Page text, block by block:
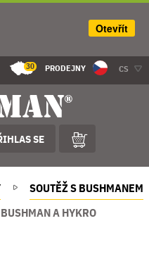
30 PRODEJNY CS
SE
SOUTĚŽ S BUSHMANEM
A HYKRO
Otevřít